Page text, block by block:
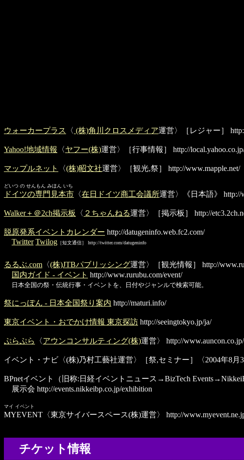
ウォーカープラス 〈 (株)角川クロスメディア運営〉［レジャー］
Yahoo!地域情報 〈ヤフー(株)運営〉［行事情報］ http://
マップルネット 〈(株)昭文社運営〉［観光,祭］ http://www.mapple.net/
どいつ の せんもん みほん いち
ドイツの専門見本市 〈在日ドイツ商工会議所運営〉《日本語》 http://
Walker＋＠2ch掲示板 〈 ２ちゃんねる運営〉［掲示板］ http://
脱原発系イベントカレンダー http://datugeninfo.web.fc2.com/
Twitter Twilog ［短文通信］ http://twitter.com/datugeninfo
るるぶ.com 〈(株)JTBパブリッシング運営〉［観光情報］
http://
国内ガイド - イベント http://www.rurubu.com/event/
日本全国の祭・伝統行事・イベントを、日付やジャンルで検索可能。
祭にっぽん - 日本全国祭り案内 http://maturi.info/
東京イベント・おでかけ情報 東京探訪 http://seeingtokyo.jp/ja/
ぷらぷら 〈アウンコンサルティング(株)運営〉 http://www.auncon.co.jp/
イベント・ナビ 〈(株)乃村工藝社運営〉［祭,セミナー］〈2004年8月
BPnetイベント （旧称:日経イベントニュース→BizTech
展示会 http://events.nikkeibp.co.jp/exhibition
マイ イベント
MYEVENT 〈東京サイバースペース(株)運営〉 http://
チケット情報